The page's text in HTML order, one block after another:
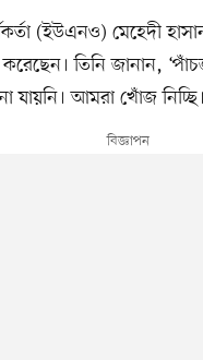
(ইউএনও) মেহেদী
তিনি জানান,
যায়নি। আমরা খোঁজ